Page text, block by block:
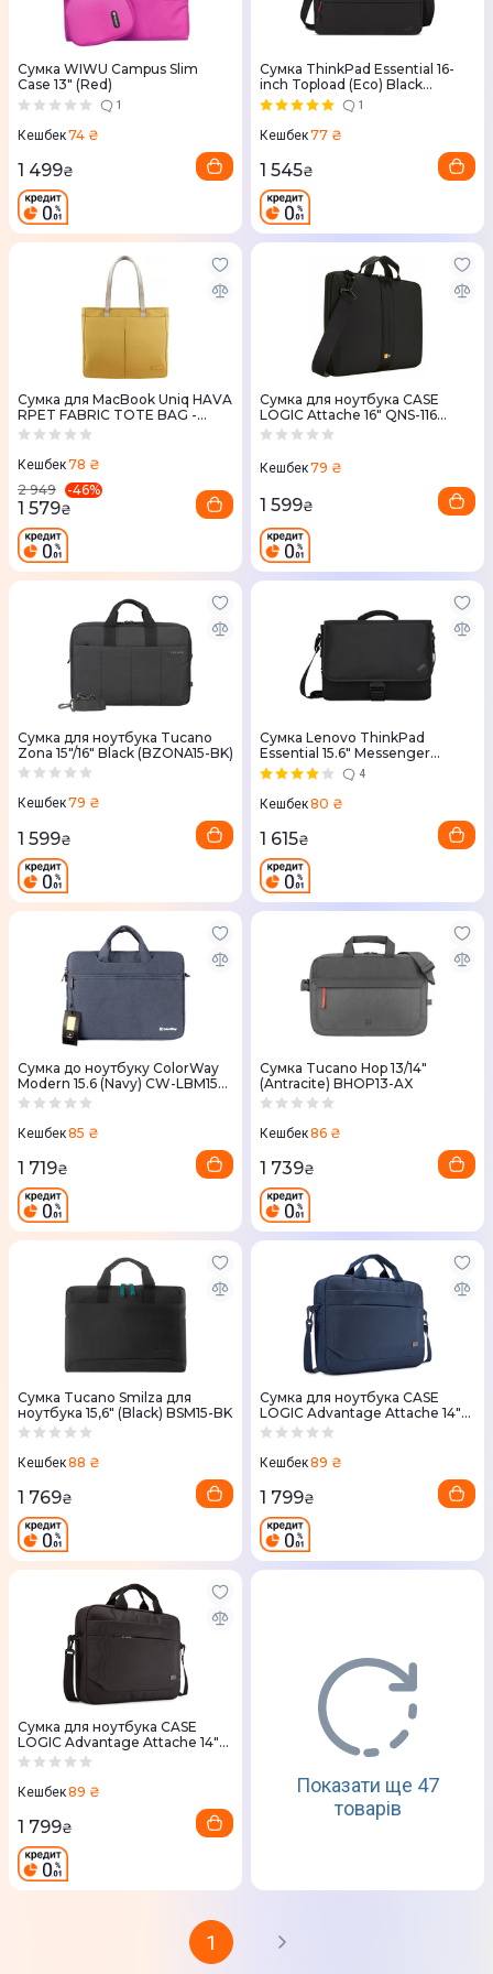
Сумка WIWU Campus Slim
Case 13" (Red)
1
Кешбек74 ₴
1 499₴
Сумка ThinkPad Essential 16-
inch Topload (Eco) Black
(4X41C12469)
1
Кешбек77 ₴
1 545₴
Сумка для MacBook Uniq HAVA
RPET FABRIC TOTE BAG -
CANARY YELLOW (UNIQ-HAVA-
Кешбек78 ₴
2 949
-46%
1 579₴
Сумка для ноутбука CASE
LOGIC Attache 16" QNS-116
(Black)
Кешбек79 ₴
1 599₴
Сумка для ноутбука Tucano
Zona 15"/16" Black (BZONA15-BK)
Кешбек79 ₴
1 599₴
Сумка Lenovo ThinkPad
Essential 15.6" Messenger
(4X40Y95215)
4
Кешбек80 ₴
1 615₴
Сумка до ноутбуку ColorWay
Modern 15.6 (Navy) CW-LBM156-
NV
Кешбек85 ₴
1 719₴
Сумка Tucano Hop 13/14"
(Antracite) BHOP13-AX
Кешбек86 ₴
1 739₴
Сумка Tucano Smilza для
ноутбука 15,6" (Black) BSM15-BK
Кешбек88 ₴
1 769₴
Сумка для ноутбука CASE
LOGIC Advantage Attache 14"
ADVA-114 (Dark Blue)
Кешбек89 ₴
1 799₴
Сумка для ноутбука CASE
LOGIC Advantage Attache 14"
ADVA-114 (Black)
Кешбек89 ₴
1 799₴
Показати ще 47
товарів
1